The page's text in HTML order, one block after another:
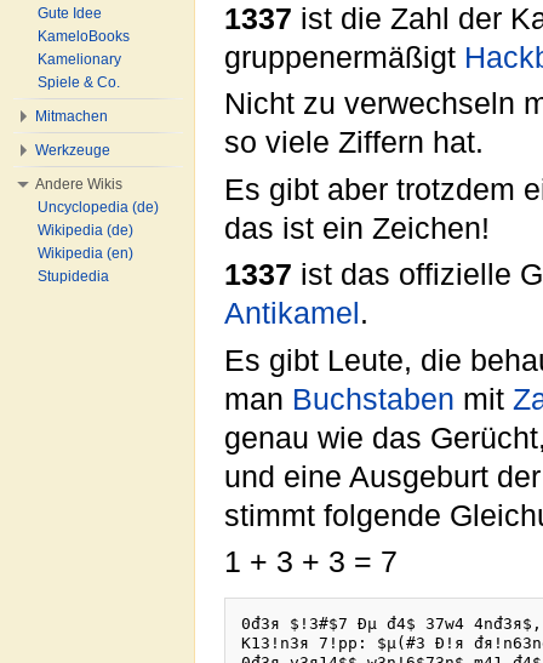
1337 ist die Zahl der
gruppenermäßigt
Nicht zu verwechseln
so viele Ziffern hat.
Es gibt aber trotzdem
das ist ein Zeichen!
1337 ist das offizielle
Antikamel .
Es gibt Leute, die
man Buchstaben mit
genau wie das
und eine Ausgeburt
stimmt folgende
1 + 3 + 3 = 7
0đ3я $!3#$7 Đµ đ4$ 37w4
K13!n3я 7!pp: $µ(#3 Đ!я
Gute Idee
KameloBooks
Kamelionary
Spiele & Co.
Mitmachen
Werkzeuge
Andere Wikis
Uncyclopedia (de)
Wikipedia (de)
Wikipedia (en)
Stupidedia